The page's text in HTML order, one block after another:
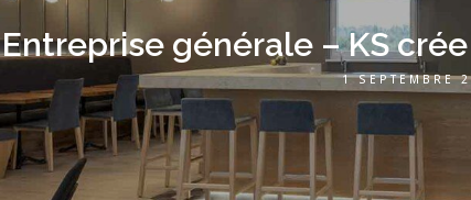
Entreprise générale – KS
1 SEPTEMBRE